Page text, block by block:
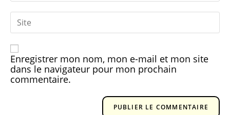
Enregistrer mon nom, mon e-mail et mon site
dans le navigateur pour mon prochain
commentaire.